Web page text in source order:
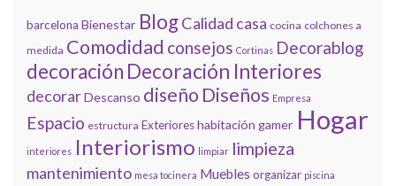
barcelona Bienestar BlogCalidad casa cocina colchones a
medida Comodidad consejos Cortinas Decorablog
decoración Decoración Interiores
decorarDescanso diseño Diseños Empresa
Espacio estructura Exterioreshabitación gamer Hogar
interiores Interiorismo limpiar limpieza
mantenimiento mesa tocinera Muebles organizar piscina